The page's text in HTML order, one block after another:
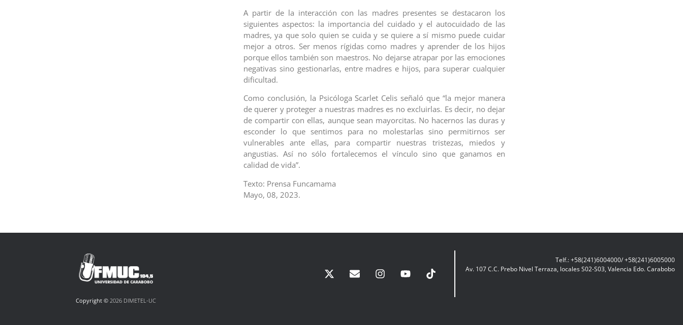
A partir de la interacción con las madres presentes se destacaron los
siguientes aspectos: la importancia del cuidado y el autocuidado de las
madres, ya que solo quien se cuida y se quiere a sí mismo puede cuidar
mejor a otros. Ser menos rígidas como madres y aprender de los hijos
porque ellos también son maestros. No dejarse atrapar por las emociones
negativas sino gestionarlas, entre madres e hijos, para superar cualquier
dificultad.
Como conclusión, la Psicóloga Scarlet Celis señaló que “la mejor manera
de querer y proteger a nuestras madres es no excluirlas. Es decir, no dejar
de compartir con ellas, aunque sean mayorcitas. No hacernos las duras y
esconder lo que sentimos para no molestarlas sino permitirnos ser
vulnerables ante ellas, para compartir nuestras tristezas, miedos y
angustias. Así no sólo fortalecemos el vínculo sino que ganamos en
calidad de vida”.
Texto: Prensa Funcamama
Mayo, 08, 2023.
Copyright ©2026 DIMETEL-UC
Telf.: +58(241)6004000/ +58(241)6005000
Av. 107 C.C. Prebo Nivel Terraza, locales S02-S03, Valencia Edo. Carabobo